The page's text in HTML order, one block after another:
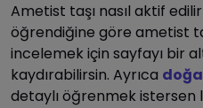
Ametist taşı nasıl aktif
öğrendiğine göre ametist
incelemek için sayfayı bir
kaydırabilirsin. Ayrıca
detaylı öğrenmek istersen